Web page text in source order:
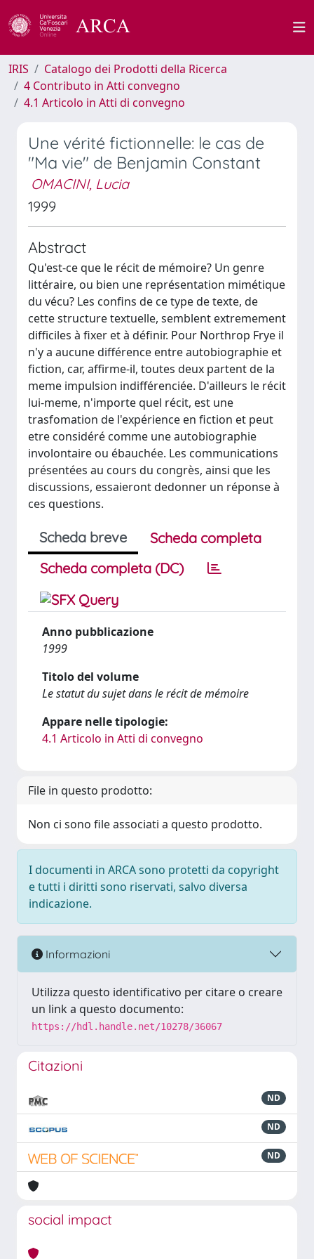
IRIS
Catalogo dei Prodotti della Ricerca
4 Contributo in Atti convegno
4.1 Articolo in Atti di convegno
Une vérité fictionnelle: le cas de
"Ma vie" de Benjamin Constant
OMACINI, Lucia
1999
Abstract
Qu'est-ce que le récit de mémoire? Un genre
littéraire, ou bien une représentation mimétique
du vécu? Les confins de ce type de texte, de
cette structure textuelle, semblent extremement
difficiles à fixer et à définir. Pour Northrop Frye il
n'y a aucune différence entre autobiographie et
fiction, car, affirme-il, toutes deux partent de la
meme impulsion indifférenciée. D'ailleurs le récit
lui-meme, n'importe quel récit, est une
trasfomation de l'expérience en fiction et peut
etre considéré comme une autobiographie
involontaire ou ébauchée. Les communications
présentées au cours du congrès, ainsi que les
discussions, essaieront dedonner un réponse à
ces questions.
Scheda breve
Scheda completa
Scheda completa (DC)
Anno pubblicazione
1999
Titolo del volume
Le statut du sujet dans le récit de mémoire
Appare nelle tipologie:
4.1 Articolo in Atti di convegno
File in questo prodotto:
Non ci sono file associati a questo prodotto.
I documenti in ARCA sono protetti da copyright
e tutti i diritti sono riservati, salvo diversa
indicazione.
Informazioni
Utilizza questo identificativo per citare o creare
un link a questo documento:
https://hdl.handle.net/10278/36067
Citazioni
ND
ND
ND
social impact